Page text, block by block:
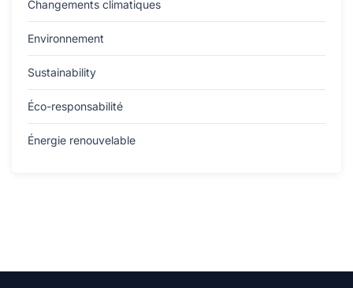
Changements climatiques
Environnement
Sustainability
Éco-responsabilité
Énergie renouvelable